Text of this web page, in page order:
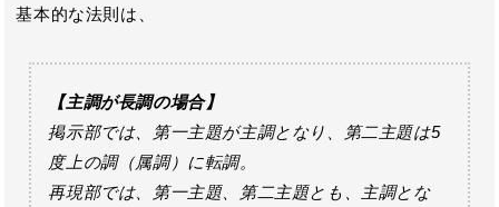
基本的な法則は、
【主調が長調の場合】
掲示部では、第一主題が主調となり、第二主題は5
度上の調（属調）に転調。
再現部では、第一主題、第二主題とも、主調とな